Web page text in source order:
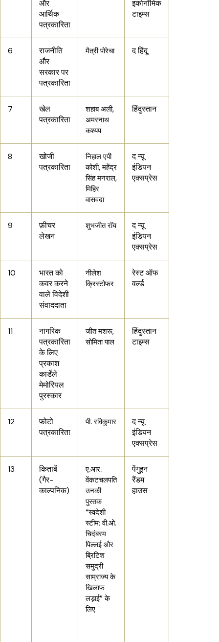
और
आर्थिक
पत्रकारिता
इकोनॉमिक
टाइम्स
6
राजनीति
और
सरकार पर
पत्रकारिता
मैत्री पोरेचा द हिंदू
7
खेल
पत्रकारिता
शहाब अली,
अमरनाथ
कश्यप
हिंदुस्तान
8
खोजी
पत्रकारिता
निहाल एपी
कोशी, महेंद्र
सिंह मनराल,
मिहिर
वासवदा
द न्यू
इंडियन
एक्सप्रेस
9
फ़ीचर
लेखन
शुभजीत रॉय
द न्यू
इंडियन
एक्सप्रेस
10
भारत को
कवर करने
वाले विदेशी
संवाददाता
नीलेश
क्रिस्टोफर
रेस्ट ऑफ
वर्ल्ड
11
नागरिक
पत्रकारिता
के लिए
प्रकाश
कार्डेले
मेमोरियल
पुरस्कार
जीत मशरू,
सोमिता पाल
हिंदुस्तान
टाइम्स
12
फोटो
पत्रकारिता
पी. रविकुमार
द न्यू
इंडियन
एक्सप्रेस
13
किताबें
(गैर-
काल्पनिक)
ए.आर.
वेंकटचलपति
उनकी
पुस्तक
“स्वदेशी
स्टीम: वी.ओ.
चिदंबरम
पिल्लई और
ब्रिटिश
समुद्री
साम्राज्य के
खिलाफ
लड़ाई” के
लिए
पेंगुइन
रैंडम
हाउस